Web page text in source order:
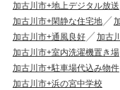
加古川市+地上デジタル放送
加古川市+閑静な住宅地
加古川市+通風良好
加古
加古川市+室内洗濯機置き場
加古川市+駐車場代込み物件
加古川市+浜の宮中学校